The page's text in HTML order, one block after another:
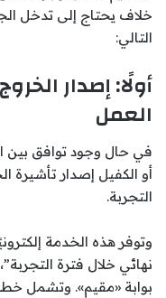
خلاف يحتاج إلى تدخل
التالي:
أولًا: إصدار
العمل
في حال وجود توافق بين
أو الكفيل إصدار تأشيرة
التجربة.
وتوفر هذه الخدمة
نهائي خلال فترة
بوابة «مقيم». وتشمل